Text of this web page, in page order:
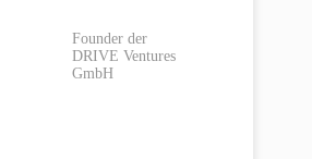
Founder der
DRIVE Ventures
GmbH